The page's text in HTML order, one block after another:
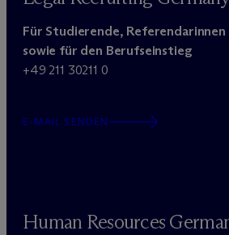
Für Studierende,
sowie für den Berufseinstieg
+49 211 30211 0
E-MAIL SENDEN
Human Resources